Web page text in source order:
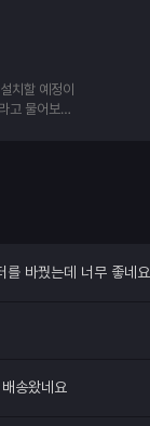
고 물어보심
를 바꿨는데 너무 좋네요
송왔네요